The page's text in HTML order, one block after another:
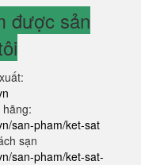
được sản
san-pham/ket-sat
sạn
san-pham/ket-sat-